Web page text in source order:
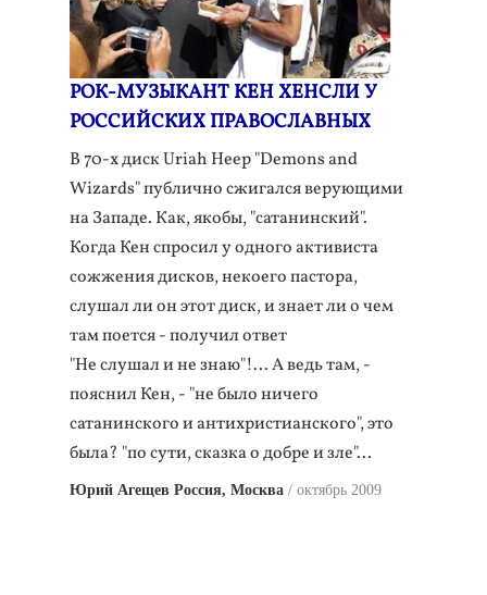
РОК-МУЗЫКАНТ КЕН ХЕНСЛИ У
РОССИЙСКИХ ПРАВОСЛАВНЫХ
В 70-х диск Uriah Heep "Demons and
Wizards" публично сжигался верующими
на Западе. Как, якобы, "сатанинский".
Когда Кен спросил у одного активиста
сожжения дисков, некоего пастора,
слушал ли он этот диск, и знает ли о чем
там поется - получил ответ
"Не слушал и не знаю"!... А ведь там, -
пояснил Кен, - "не было ничего
сатанинского и антихристианского", это
была? "по сути, сказка о добре и зле"...
Юрий Агещев Россия, Москва октябрь 2009